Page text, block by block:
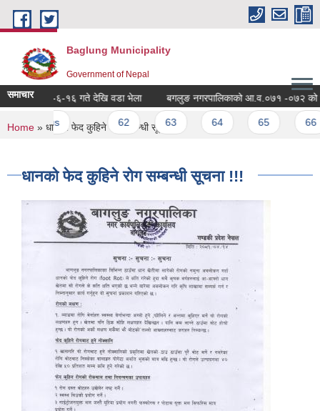
Skip to main content
Baglung Municipality
Government of Nepal
समाचार२०७२-६-१६ गते देखि वडा भेला बगलुङ नगरपालिकाको आ.व.०७१ -०७२ को
previous … 62 63
You are here
Home » धानको फेद कुहिने रोग सम्बन्धी सूचना !!!
धानको फेद कुहिने रोग सम्बन्धी सूचना !!!